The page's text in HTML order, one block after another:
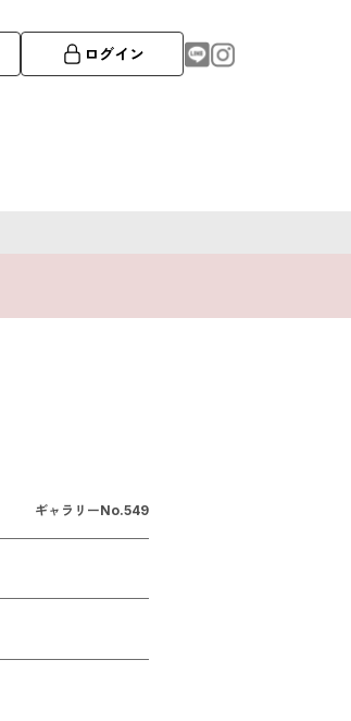
ログイン
ギャラリーNo.549